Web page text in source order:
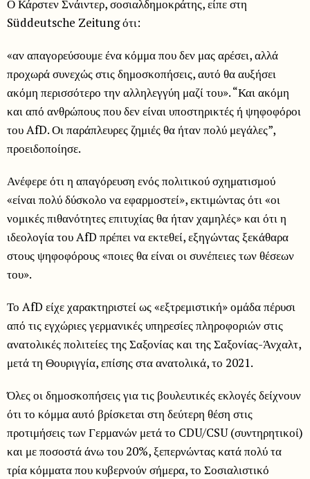
Ο Κάρστεν Σνάιντερ, σοσιαλδημοκράτης, είπε στη
Süddeutsche Zeitung ότι:
«αν απαγορεύσουμε ένα κόμμα που δεν μας αρέσει, αλλά
προχωρά συνεχώς στις δημοσκοπήσεις, αυτό θα αυξήσει
ακόμη περισσότερο την αλληλεγγύη μαζί του». “Και ακόμη
και από ανθρώπους που δεν είναι υποστηρικτές ή ψηφοφόροι
του AfD. Οι παράπλευρες ζημιές θα ήταν πολύ μεγάλες”,
προειδοποίησε.
Ανέφερε ότι η απαγόρευση ενός πολιτικού σχηματισμού
«είναι πολύ δύσκολο να εφαρμοστεί», εκτιμώντας ότι «οι
νομικές πιθανότητες επιτυχίας θα ήταν χαμηλές» και ότι η
ιδεολογία του AfD πρέπει να εκτεθεί, εξηγώντας ξεκάθαρα
στους ψηφοφόρους «ποιες θα είναι οι συνέπειες των θέσεων
του».
Το AfD είχε χαρακτηριστεί ως «εξτρεμιστική» ομάδα πέρυσι
από τις εγχώριες γερμανικές υπηρεσίες πληροφοριών στις
ανατολικές πολιτείες της Σαξονίας και της Σαξονίας-Άνχαλτ,
μετά τη Θουριγγία, επίσης στα ανατολικά, το 2021.
Όλες οι δημοσκοπήσεις για τις βουλευτικές εκλογές δείχνουν
ότι το κόμμα αυτό βρίσκεται στη δεύτερη θέση στις
προτιμήσεις των Γερμανών μετά το CDU/CSU (συντηρητικοί)
και με ποσοστά άνω του 20%, ξεπερνώντας κατά πολύ τα
τρία κόμματα που κυβερνούν σήμερα, το Σοσιαλιστικό